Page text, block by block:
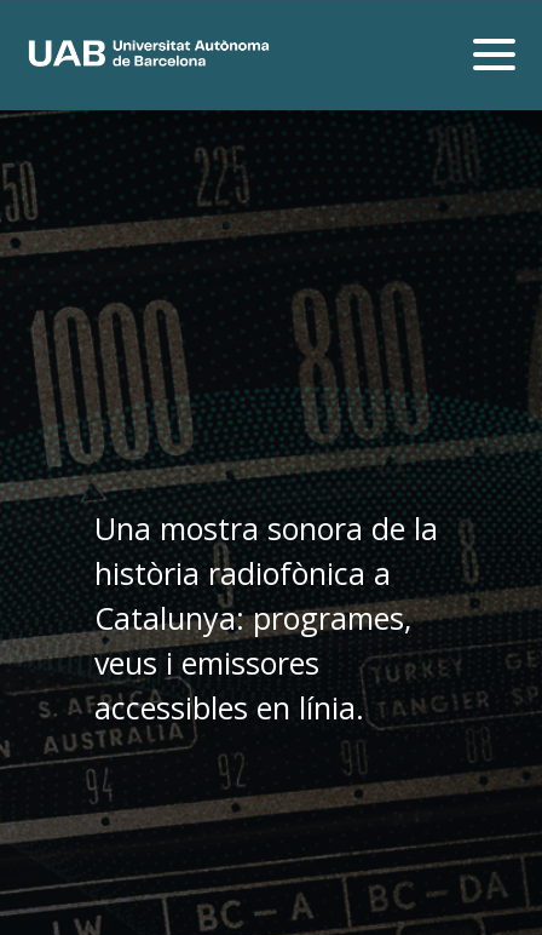
Una mostra sonora de la
història radiofònica a
Catalunya: programes,
veus i emissores
accessibles en línia.